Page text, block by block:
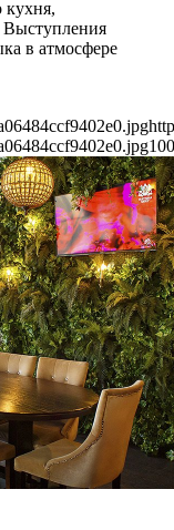
кухня,
в атмосфере